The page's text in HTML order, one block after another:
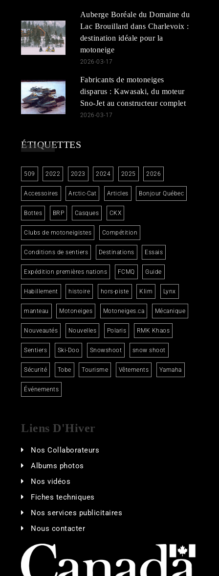
Auberge Boréale du Domaine du
Lac Brouillard dans Charlevoix :
destination idéale pour la
motoneige
2026-03-17
Fabricants de motoneiges
disparus : Kawasaki, du moteur
Sno-Jet au constructeur complet
2026-03-17
ÉTIQUETTES
509 2022 2023 2024 2025 2026
Accessoires Arctic-Cat Articles Bonjour Québec
Bottes BRP Casques CKX
Clubs de motoneigistes Compétition
Conditions de sentiers Destinations Essais
Expédition premières nations FCMQ Guide
Habillement histoire hors-piste Klim Lynx
manteau Motoneiges Motoneiges.ca Mécanique
Nouveautés Nouvelles Polaris RMK Khaos
Sentiers Ski-Doo Snowshoot snow shoot
Sécurité Tobe Tourisme Vêtements Yamaha
Événements
Liens D'Hiver
Nos Collaborateurs
Albums photos
Nos vidéos
Fiches techniques
Nos services publicitaires
Nous contacter